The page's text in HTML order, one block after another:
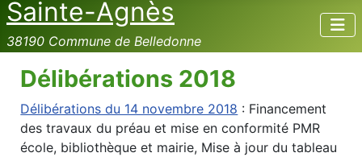
Sainte-Agnès
38190 Commune de Belledonne
Délibérations 2018
Délibérations du 14 novembre 2018 : Financement
des travaux du préau et mise en conformité PMR
école, bibliothèque et mairie, Mise à jour du tableau